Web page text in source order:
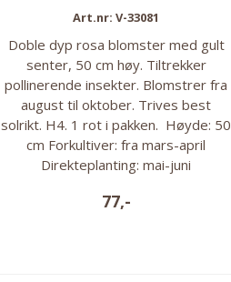
Art.nr: V-33081
Doble dyp rosa blomster med gult
senter, 50 cm høy. Tiltrekker
pollinerende insekter. Blomstrer fra
august til oktober. Trives best
solrikt. H4. 1 rot i pakken. Høyde: 50
cm Forkultiver: fra mars-april
Direkteplanting: mai-juni
Plantedybde: Ca 5 cm under
77,-